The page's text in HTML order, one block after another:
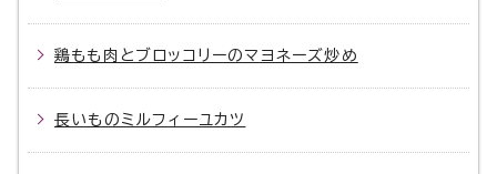
鶏もも肉とブロッコリーのマヨネーズ炒め
長いものミルフィーユカツ